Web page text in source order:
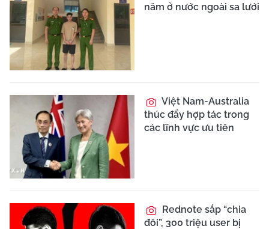
năm ở nước ngoài sa lưới
Việt Nam-Australia
thúc đẩy hợp tác trong
các lĩnh vực ưu tiên
Rednote sắp “chia
đôi”, 300 triệu user bị